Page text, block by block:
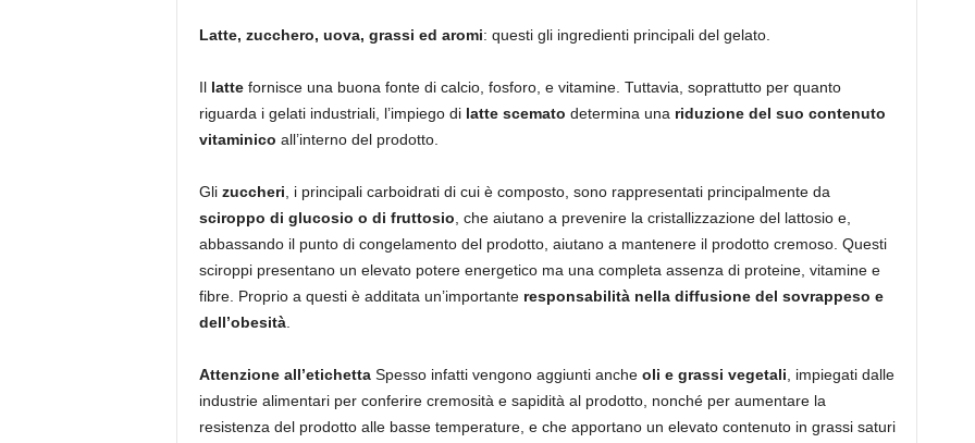
Latte, zucchero, uova, grassi ed aromi: questi gli ingredienti principali del gelato.
Il lattefornisce una buona fonte di calcio, fosforo, e vitamine. Tuttavia, soprattutto per quanto
riguarda i gelati industriali, l’impiego di latte scemato determina una riduzione del suo contenuto
vitaminico all’interno del prodotto.
Gli zuccheri , i principali carboidrati di cui è composto, sono rappresentati principalmente da
sciroppo di glucosio o di fruttosio , che aiutano a prevenire la cristallizzazione del lattosio e,
abbassando il punto di congelamento del prodotto, aiutano a mantenere il prodotto cremoso. Questi
sciroppi presentano un elevato potere energetico ma una completa assenza di proteine, vitamine e
fibre. Proprio a questi è additata un’importante responsabilità nella diffusione del sovrappeso e
dell’obesità.
Attenzione all’etichettaSpesso infatti vengono aggiunti anche oli e grassi vegetali , impiegati dalle
industrie alimentari per conferire cremosità e sapidità al prodotto, nonché per aumentare la
resistenza del prodotto alle basse temperature, e che apportano un elevato contenuto in grassi saturi